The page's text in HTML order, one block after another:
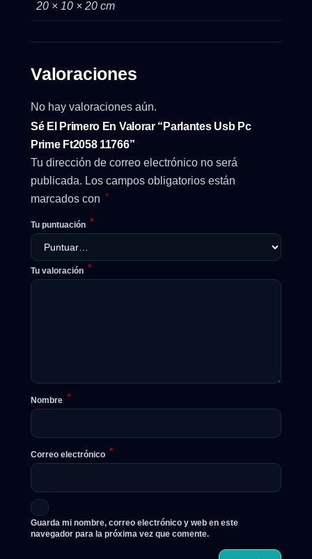
20 × 10 × 20 cm
Valoraciones
No hay valoraciones aún.
Sé El Primero En Valorar “Parlantes Usb Pc
Prime Ft2058 11766”
Tu dirección de correo electrónico no será
publicada. Los campos obligatorios están
marcados con *
Tu puntuación *
Tu valoración *
Nombre *
Correo electrónico *
Guarda mi nombre, correo electrónico y web en este
navegador para la próxima vez que comente.